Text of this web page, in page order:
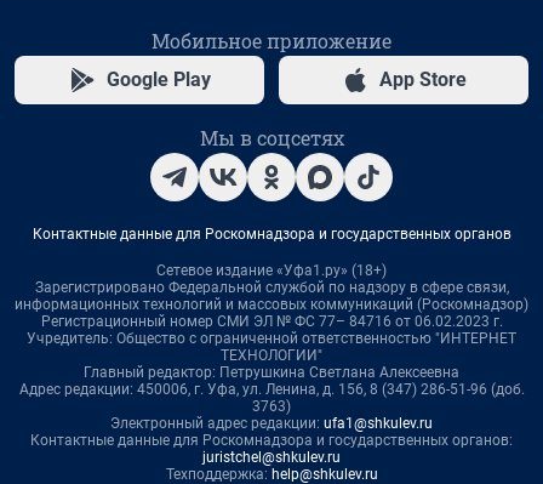
Мобильное приложение
Google Play App Store
Мы в соцсетях
Контактные данные для Роскомнадзора и государственных органов
Сетевое издание «Уфа1.ру» (18+)
Зарегистрировано Федеральной службой по надзору в сфере связи,
информационных технологий и массовых коммуникаций (Роскомнадзор)
Регистрационный номер СМИ ЭЛ № ФС 77– 84716 от 06.02.2023 г.
Учредитель: Общество с ограниченной ответственностью "ИНТЕРНЕТ
ТЕХНОЛОГИИ"
Главный редактор: Петрушкина Светлана Алексеевна
Адрес редакции: 450006, г. Уфа, ул. Ленина, д. 156, 8 (347) 286-51-96 (доб.
3763)
Электронный адрес редакции: ufa1@shkulev.ru
Контактные данные для Роскомнадзора и государственных органов:
juristchel@shkulev.ru
Техподдержка: help@shkulev.ru